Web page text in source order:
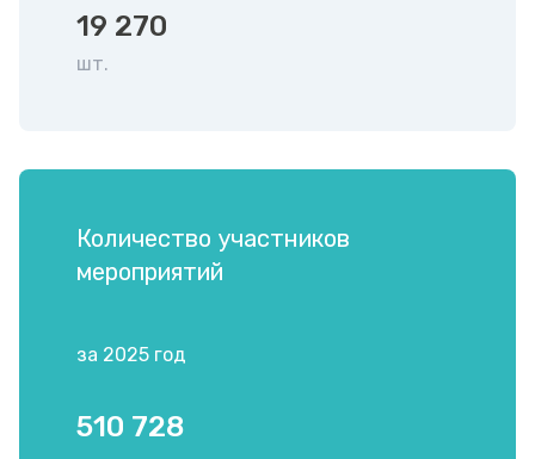
19 270
шт.
Количество участников
мероприятий
за 2025 год
510 728